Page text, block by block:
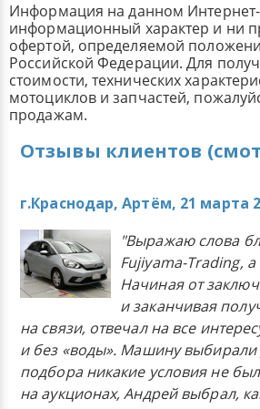
Информация на данном
информационный характер и ни
офертой, определяемой
Российской Федерации. Для
стоимости, технических
мотоциклов и запчастей,
продажам.
Отзывы клиентов
г.Краснодар, Артём, 21 марта
"Выражаю слова
Fujiyama-Trading,
Начиная от
и заканчивая
на связи, отвечал на все
и без «воды». Машину выбирали
подбора никакие условия не
на аукционах, Андрей выбрал,